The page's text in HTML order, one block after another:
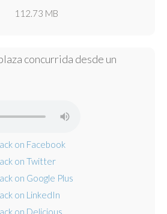
112.73 MB
concurrida desde un